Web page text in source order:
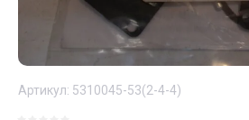
Артикул: 5310045-53(2-4-4)